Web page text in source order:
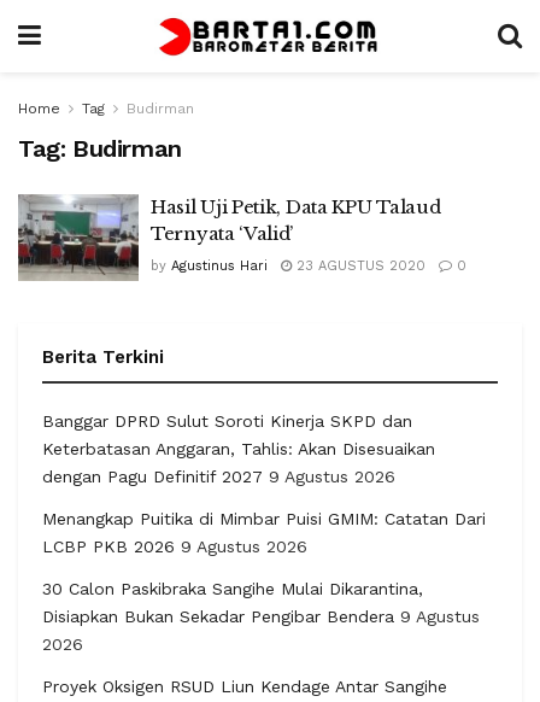
Home Tag Budirman
Tag: Budirman
Hasil Uji Petik, Data KPU Talaud
Ternyata ‘Valid’
by Agustinus Hari 23 AGUSTUS 2020 0
Berita Terkini
Banggar DPRD Sulut Soroti Kinerja SKPD dan
Keterbatasan Anggaran, Tahlis: Akan Disesuaikan
dengan Pagu Definitif 2027 9 Agustus 2026
Menangkap Puitika di Mimbar Puisi GMIM: Catatan Dari
LCBP PKB 2026 9 Agustus 2026
30 Calon Paskibraka Sangihe Mulai Dikarantina,
Disiapkan Bukan Sekadar Pengibar Bendera 9 Agustus
2026
Proyek Oksigen RSUD Liun Kendage Antar Sangihe